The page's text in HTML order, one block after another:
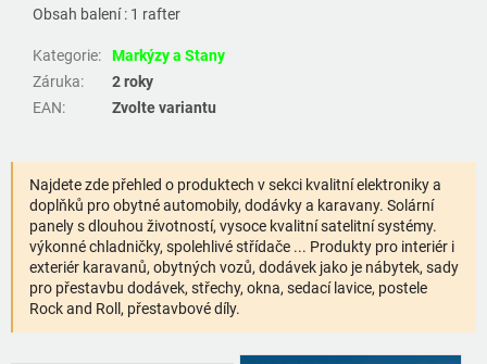
Obsah balení : 1 rafter
Kategorie:
Markýzy a Stany
Záruka:
2 roky
EAN: Zvolte variantu
Najdete zde přehled o produktech v sekci kvalitní elektroniky a
doplňků pro obytné automobily, dodávky a karavany. Solární
panely s dlouhou životností, vysoce kvalitní satelitní systémy.
výkonné chladničky, spolehlivé střídače ... Produkty pro interiér i
exteriér karavanů, obytných vozů, dodávek jako je nábytek, sady
pro přestavbu dodávek, střechy, okna, sedací lavice, postele
Rock and Roll, přestavbové díly.